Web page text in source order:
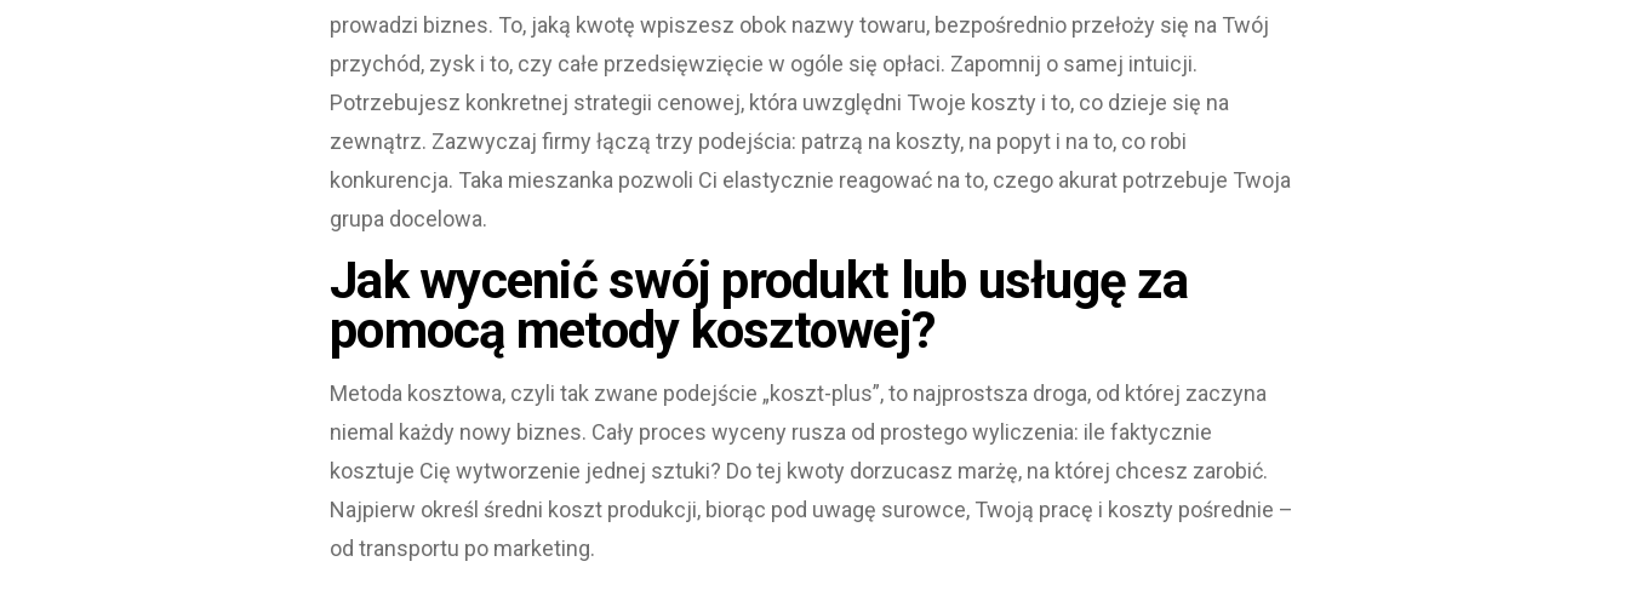
prowadzi biznes. To, jaką kwotę wpiszesz obok nazwy towaru, bezpośrednio przełoży się na Twój
przychód, zysk i to, czy całe przedsięwzięcie w ogóle się opłaci. Zapomnij o samej intuicji.
Potrzebujesz konkretnej strategii cenowej, która uwzględni Twoje koszty i to, co dzieje się na
zewnątrz. Zazwyczaj firmy łączą trzy podejścia: patrzą na koszty, na popyt i na to, co robi
konkurencja. Taka mieszanka pozwoli Ci elastycznie reagować na to, czego akurat potrzebuje Twoja
grupa docelowa.
Jak wycenić swój produkt lub usługę za
pomocą metody kosztowej?
Metoda kosztowa, czyli tak zwane podejście „koszt-plus”, to najprostsza droga, od której zaczyna
niemal każdy nowy biznes. Cały proces wyceny rusza od prostego wyliczenia: ile faktycznie
kosztuje Cię wytworzenie jednej sztuki? Do tej kwoty dorzucasz marżę, na której chcesz zarobić.
Najpierw określ średni koszt produkcji, biorąc pod uwagę surowce, Twoją pracę i koszty pośrednie –
od transportu po marketing.